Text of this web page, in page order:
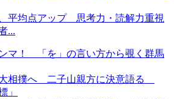
平均点アップ 思考力・読解力重視
...
マ！ 「を」の言い方から覗く群馬
相撲へ 二子山親方に決意語る
」